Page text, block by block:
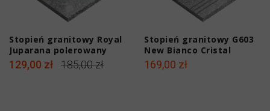
Stopień granitowy Royal
Juparana polerowany
150x33x2 cm
129,00 zł 185,00 zł
Stopień granitowy G603
New Bianco Cristal
polerowany 150x33x2 cm
z antypoślizgowymi
169,00 zł